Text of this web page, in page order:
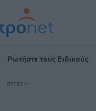
Ρωτήστε τους Ειδικούς